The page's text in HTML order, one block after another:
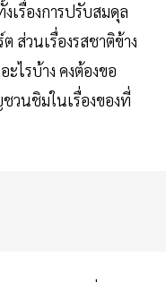
เรื่องการปรับสมดุล
ส่วนเรื่องรสชาติข้าง
ไรบ้าง คงต้องขอ
วนชิมในเรื่องของที่